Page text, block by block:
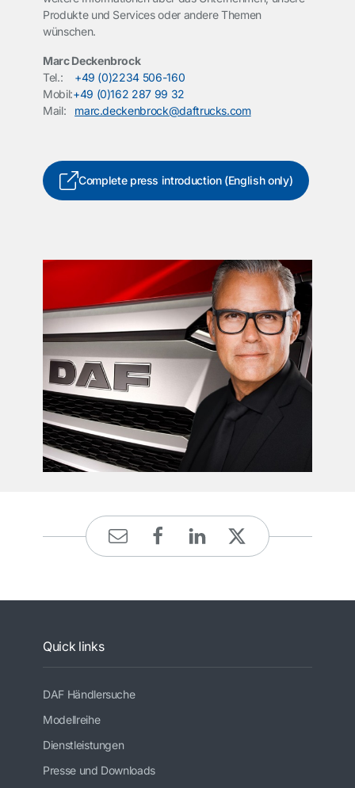
Produkte und Services oder andere Themen
wünschen.
Marc Deckenbrock
Tel.: +49 (0)2234 506-160
Mobil:+49 (0)162 287 99 32
Mail: marc.deckenbrock@daftrucks.com
Complete press introduction (English only)
Quick links
DAF Händlersuche
Modellreihe
Dienstleistungen
Presse und Downloads